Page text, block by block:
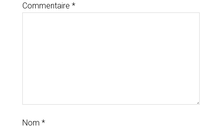
Commentaire *
Nom *